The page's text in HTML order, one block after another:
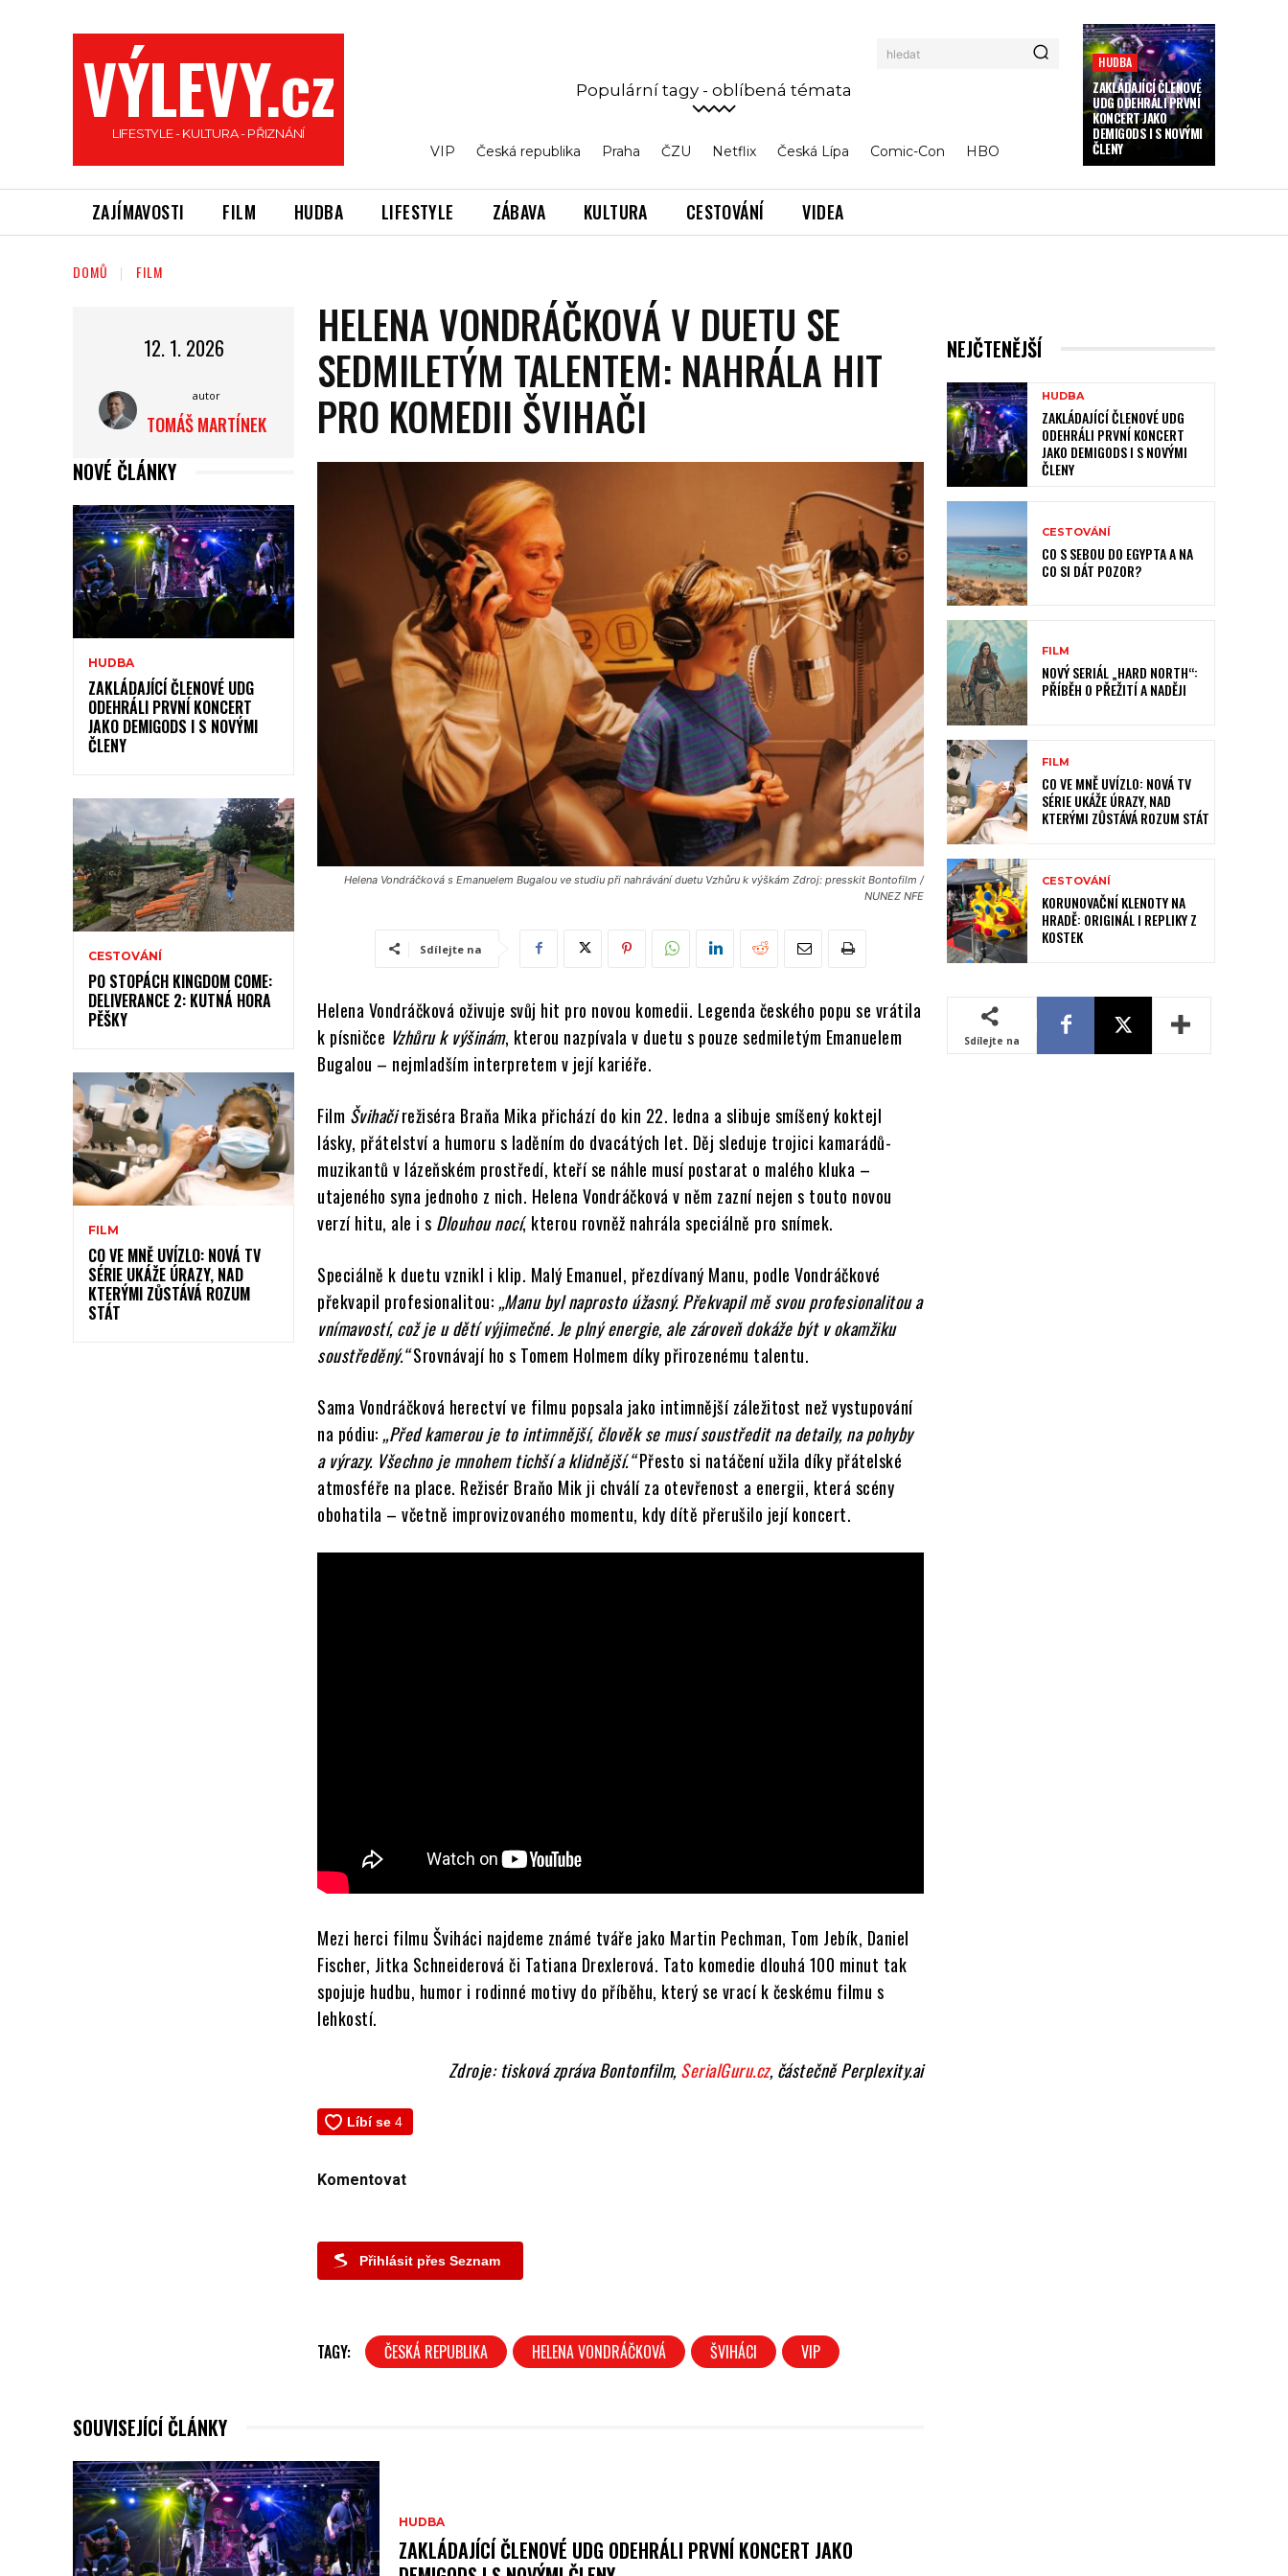
VÝLEVY.cz
LIFESTYLE - KULTURA - PŘIZNÁNÍ
hledat
Populární tagy - oblíbená témata
VIP Česká republika Praha ČZU Netflix Česká Lípa Comic-Con HBO
HUDBA
ZAKLÁDAJÍCÍ ČLENOVÉ
UDG ODEHRÁLI PRVNÍ
KONCERT JAKO
DEMIGODS I S NOVÝMI
ČLENY
ZAJÍMAVOSTI FILM HUDBA LIFESTYLE ZÁBAVA KULTURA CESTOVÁNÍ VIDEA
DOMŮ FILM
12. 1. 2026
autor
TOMÁŠ MARTÍNEK
NOVÉ ČLÁNKY
HUDBA
ZAKLÁDAJÍCÍ ČLENOVÉ UDG
ODEHRÁLI PRVNÍ KONCERT
JAKO DEMIGODS I S NOVÝMI
ČLENY
CESTOVÁNÍ
PO STOPÁCH KINGDOM COME:
DELIVERANCE 2: KUTNÁ HORA
PĚŠKY
FILM
CO VE MNĚ UVÍZLO: NOVÁ TV
SÉRIE UKÁŽE ÚRAZY, NAD
KTERÝMI ZŮSTÁVÁ ROZUM
STÁT
HELENA VONDRÁČKOVÁ V DUETU SE
SEDMILETÝM TALENTEM: NAHRÁLA HIT
PRO KOMEDII ŠVIHAČI
Helena Vondráčková s Emanuelem Bugalou ve studiu při nahrávání duetu Vzhůru k výškám Zdroj: presskit Bontofilm /
NUNEZ NFE
Sdílejte na
Helena Vondráčková oživuje svůj hit pro novou komedii. Legenda českého popu se vrátila
k písničce Vzhůru k výšinám, kterou nazpívala v duetu s pouze sedmiletým Emanuelem
Bugalou – nejmladším interpretem v její kariéře.
Film Švihačirežiséra Braňa Mika přichází do kin 22. ledna a slibuje smíšený koktejl
lásky, přátelství a humoru s laděním do dvacátých let. Děj sleduje trojici kamarádů-
muzikantů v lázeňském prostředí, kteří se náhle musí postarat o malého kluka –
utajeného syna jednoho z nich. Helena Vondráčková v něm zazní nejen s touto novou
verzí hitu, ale i s Dlouhou nocí, kterou rovněž nahrála speciálně pro snímek.
Speciálně k duetu vznikl i klip. Malý Emanuel, přezdívaný Manu, podle Vondráčkové
překvapil profesionalitou: „Manu byl naprosto úžasný. Překvapil mě svou profesionalitou a
vnímavostí, což je u dětí výjimečné. Je plný energie, ale zároveň dokáže být v okamžiku
soustředěný.“Srovnávají ho s Tomem Holmem díky přirozenému talentu.
Sama Vondráčková herectví ve filmu popsala jako intimnější záležitost než vystupování
na pódiu: „Před kamerou je to intimnější, člověk se musí soustředit na detaily, na pohyby
a výrazy. Všechno je mnohem tichší a klidnější.“Přesto si natáčení užila díky přátelské
atmosféře na place. Režisér Braňo Mik ji chválí za otevřenost a energii, která scény
obohatila – včetně improvizovaného momentu, kdy dítě přerušilo její koncert.
Mezi herci filmu Šviháci najdeme známé tváře jako Martin Pechman, Tom Jebík, Daniel
Fischer, Jitka Schneiderová či Tatiana Drexlerová. Tato komedie dlouhá 100 minut tak
spojuje hudbu, humor i rodinné motivy do příběhu, který se vrací k českému filmu s
lehkostí.
Zdroje: tisková zpráva Bontonfilm,SerialGuru.cz, částečně Perplexity.ai
Komentovat
Přihlásit přes Seznam
TAGY: ČESKÁ REPUBLIKA HELENA VONDRÁČKOVÁ ŠVIHÁCI VIP
SOUVISEJÍCÍ ČLÁNKY
HUDBA
ZAKLÁDAJÍCÍ ČLENOVÉ UDG ODEHRÁLI PRVNÍ KONCERT JAKO
NEJČTENĚJŠÍ
HUDBA
ZAKLÁDAJÍCÍ ČLENOVÉ UDG
ODEHRÁLI PRVNÍ KONCERT
JAKO DEMIGODS I S NOVÝMI
ČLENY
CESTOVÁNÍ
CO S SEBOU DO EGYPTA A NA
CO SI DÁT POZOR?
FILM
NOVÝ SERIÁL „HARD NORTH“:
PŘÍBĚH O PŘEŽITÍ A NADĚJI
FILM
CO VE MNĚ UVÍZLO: NOVÁ TV
SÉRIE UKÁŽE ÚRAZY, NAD
KTERÝMI ZŮSTÁVÁ ROZUM STÁT
CESTOVÁNÍ
KORUNOVAČNÍ KLENOTY NA
HRADĚ: ORIGINÁL I REPLIKY Z
KOSTEK
Sdílejte na